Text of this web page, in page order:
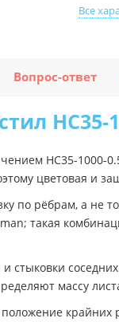
Все
Вопрос-ответ
НС35-
НС35-
цветовая и
по рёбрам, а не
такая
стыковки
массу